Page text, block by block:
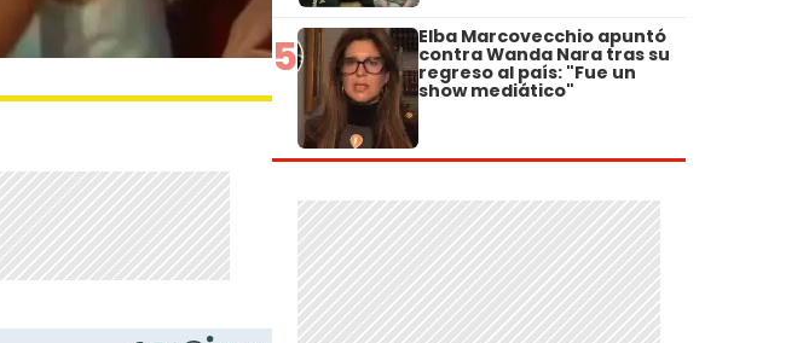
5 Elba Marcovecchio apuntó
contra Wanda Nara tras su
regreso al país: "Fue un
show mediático"